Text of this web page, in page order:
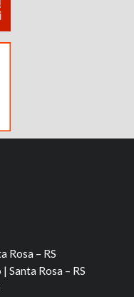
Rosa – RS
Santa Rosa – RS